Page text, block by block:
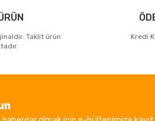
Taklit ürün
Kredi